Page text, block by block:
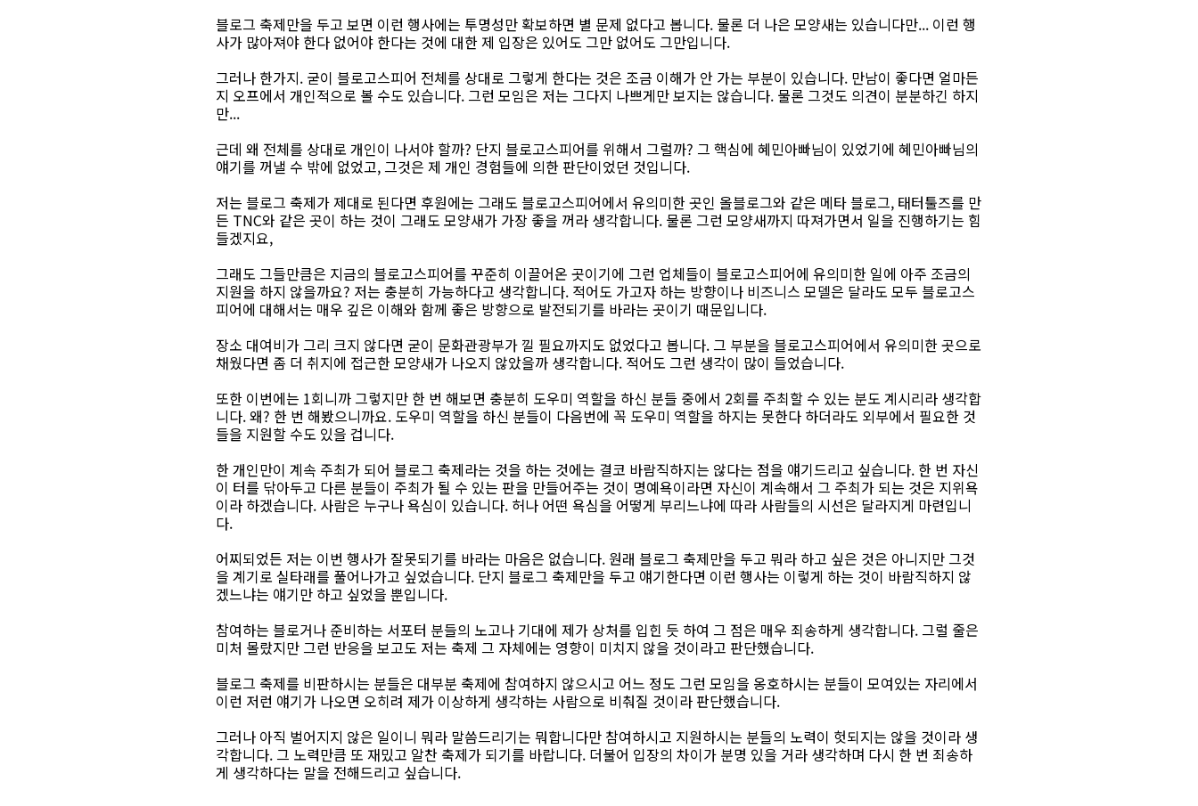
블로그 축제만을 두고 보면 이런 행사에는 투명성만 확보하면 별 문제 없다고 봅니다. 물론 더 나은 모양새는 있습니다만... 이런 행
사가 많아져야 한다 없어야 한다는 것에 대한 제 입장은 있어도 그만 없어도 그만입니다.
그러나 한가지. 굳이 블로고스피어 전체를 상대로 그렇게 한다는 것은 조금 이해가 안 가는 부분이 있습니다. 만남이 좋다면 얼마든
지 오프에서 개인적으로 볼 수도 있습니다. 그런 모임은 저는 그다지 나쁘게만 보지는 않습니다. 물론 그것도 의견이 분분하긴 하지
만...
근데 왜 전체를 상대로 개인이 나서야 할까? 단지 블로고스피어를 위해서 그럴까? 그 핵심에 혜민아빠님이 있었기에 혜민아빠님의
얘기를 꺼낼 수 밖에 없었고, 그것은 제 개인 경험들에 의한 판단이었던 것입니다.
저는 블로그 축제가 제대로 된다면 후원에는 그래도 블로고스피어에서 유의미한 곳인 올블로그와 같은 메타 블로그, 태터툴즈를 만
든 TNC와 같은 곳이 하는 것이 그래도 모양새가 가장 좋을 꺼라 생각합니다. 물론 그런 모양새까지 따져가면서 일을 진행하기는 힘
들겠지요,
그래도 그들만큼은 지금의 블로고스피어를 꾸준히 이끌어온 곳이기에 그런 업체들이 블로고스피어에 유의미한 일에 아주 조금의
지원을 하지 않을까요? 저는 충분히 가능하다고 생각합니다. 적어도 가고자 하는 방향이나 비즈니스 모델은 달라도 모두 블로고스
피어에 대해서는 매우 깊은 이해와 함께 좋은 방향으로 발전되기를 바라는 곳이기 때문입니다.
장소 대여비가 그리 크지 않다면 굳이 문화관광부가 낄 필요까지도 없었다고 봅니다. 그 부분을 블로고스피어에서 유의미한 곳으로
채웠다면 좀 더 취지에 접근한 모양새가 나오지 않았을까 생각합니다. 적어도 그런 생각이 많이 들었습니다.
또한 이번에는 1회니까 그렇지만 한 번 해보면 충분히 도우미 역할을 하신 분들 중에서 2회를 주최할 수 있는 분도 계시리라 생각합
니다. 왜? 한 번 해봤으니까요. 도우미 역할을 하신 분들이 다음번에 꼭 도우미 역할을 하지는 못한다 하더라도 외부에서 필요한 것
들을 지원할 수도 있을 겁니다.
한 개인만이 계속 주최가 되어 블로그 축제라는 것을 하는 것에는 결코 바람직하지는 않다는 점을 얘기드리고 싶습니다. 한 번 자신
이 터를 닦아두고 다른 분들이 주최가 될 수 있는 판을 만들어주는 것이 명예욕이라면 자신이 계속해서 그 주최가 되는 것은 지위욕
이라 하겠습니다. 사람은 누구나 욕심이 있습니다. 허나 어떤 욕심을 어떻게 부리느냐에 따라 사람들의 시선은 달라지게 마련입니
다.
어찌되었든 저는 이번 행사가 잘못되기를 바라는 마음은 없습니다. 원래 블로그 축제만을 두고 뭐라 하고 싶은 것은 아니지만 그것
을 계기로 실타래를 풀어나가고 싶었습니다. 단지 블로그 축제만을 두고 얘기한다면 이런 행사는 이렇게 하는 것이 바람직하지 않
겠느냐는 얘기만 하고 싶었을 뿐입니다.
참여하는 블로거나 준비하는 서포터 분들의 노고나 기대에 제가 상처를 입힌 듯 하여 그 점은 매우 죄송하게 생각합니다. 그럴 줄은
미처 몰랐지만 그런 반응을 보고도 저는 축제 그 자체에는 영향이 미치지 않을 것이라고 판단했습니다.
블로그 축제를 비판하시는 분들은 대부분 축제에 참여하지 않으시고 어느 정도 그런 모임을 옹호하시는 분들이 모여있는 자리에서
이런 저런 얘기가 나오면 오히려 제가 이상하게 생각하는 사람으로 비춰질 것이라 판단했습니다.
그러나 아직 벌어지지 않은 일이니 뭐라 말씀드리기는 뭐합니다만 참여하시고 지원하시는 분들의 노력이 헛되지는 않을 것이라 생
각합니다. 그 노력만큼 또 재밌고 알찬 축제가 되기를 바랍니다. 더불어 입장의 차이가 분명 있을 거라 생각하며 다시 한 번 죄송하
게 생각하다는 말을 전해드리고 싶습니다.